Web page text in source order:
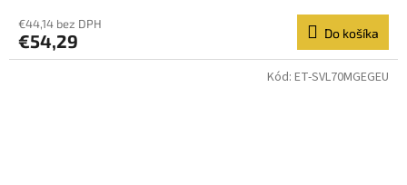
€44,14 bez DPH
€54,29 Do košíka
Kód: ET-SVL70MGEGEU